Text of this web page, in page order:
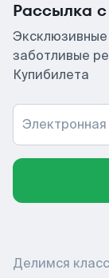
Рассылка
заботливые
Купибилета
Электронная
Делимся